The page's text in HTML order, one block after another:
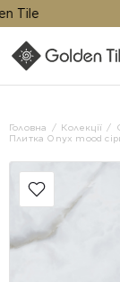
Головна Колекції
Плитка Onyx mood